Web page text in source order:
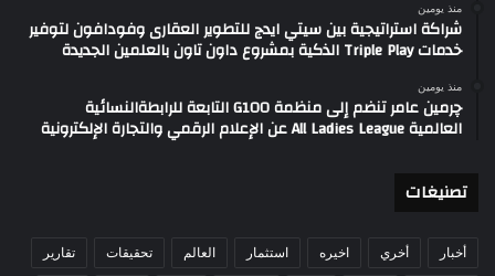
منذ يومين
شراكة استراتيجية بين سيتي ايدج للتطوير العقارى وفودافون لتوفير
خدمات Triple Play الذكية بمشروع داون تاون بالعلمين الجديدة
منذ يومين
چرمين عامر تنضم إلى منظمة G100 التابعة للرابطةالنسائية
العالمية All Ladies League عن الإعلام الرقمي والتجارة الإلكترونية
تصنيغات
أخبار أخري اخيره استثمار العالم تحقيقات تقارير